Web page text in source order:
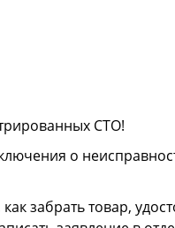
СТО!
о
забрать товар,